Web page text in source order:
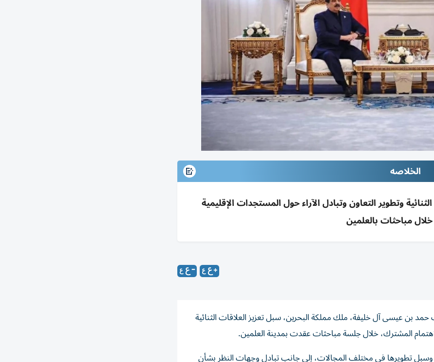
الخلاصه
وتطوير التعاون وتبادل الآراء حول المستجدات الإقليمية
خلال مباحثات بالعلمين
بن عيسى آل خليفة، ملك مملكة البحرين، سبل تعزيز العلاقات الثنائية
المشترك، خلال جلسة مباحثات عقدت بمدينة العلمين.
تطويرها في مختلف المجالات، إلى جانب تبادل وجهات النظر بشأن